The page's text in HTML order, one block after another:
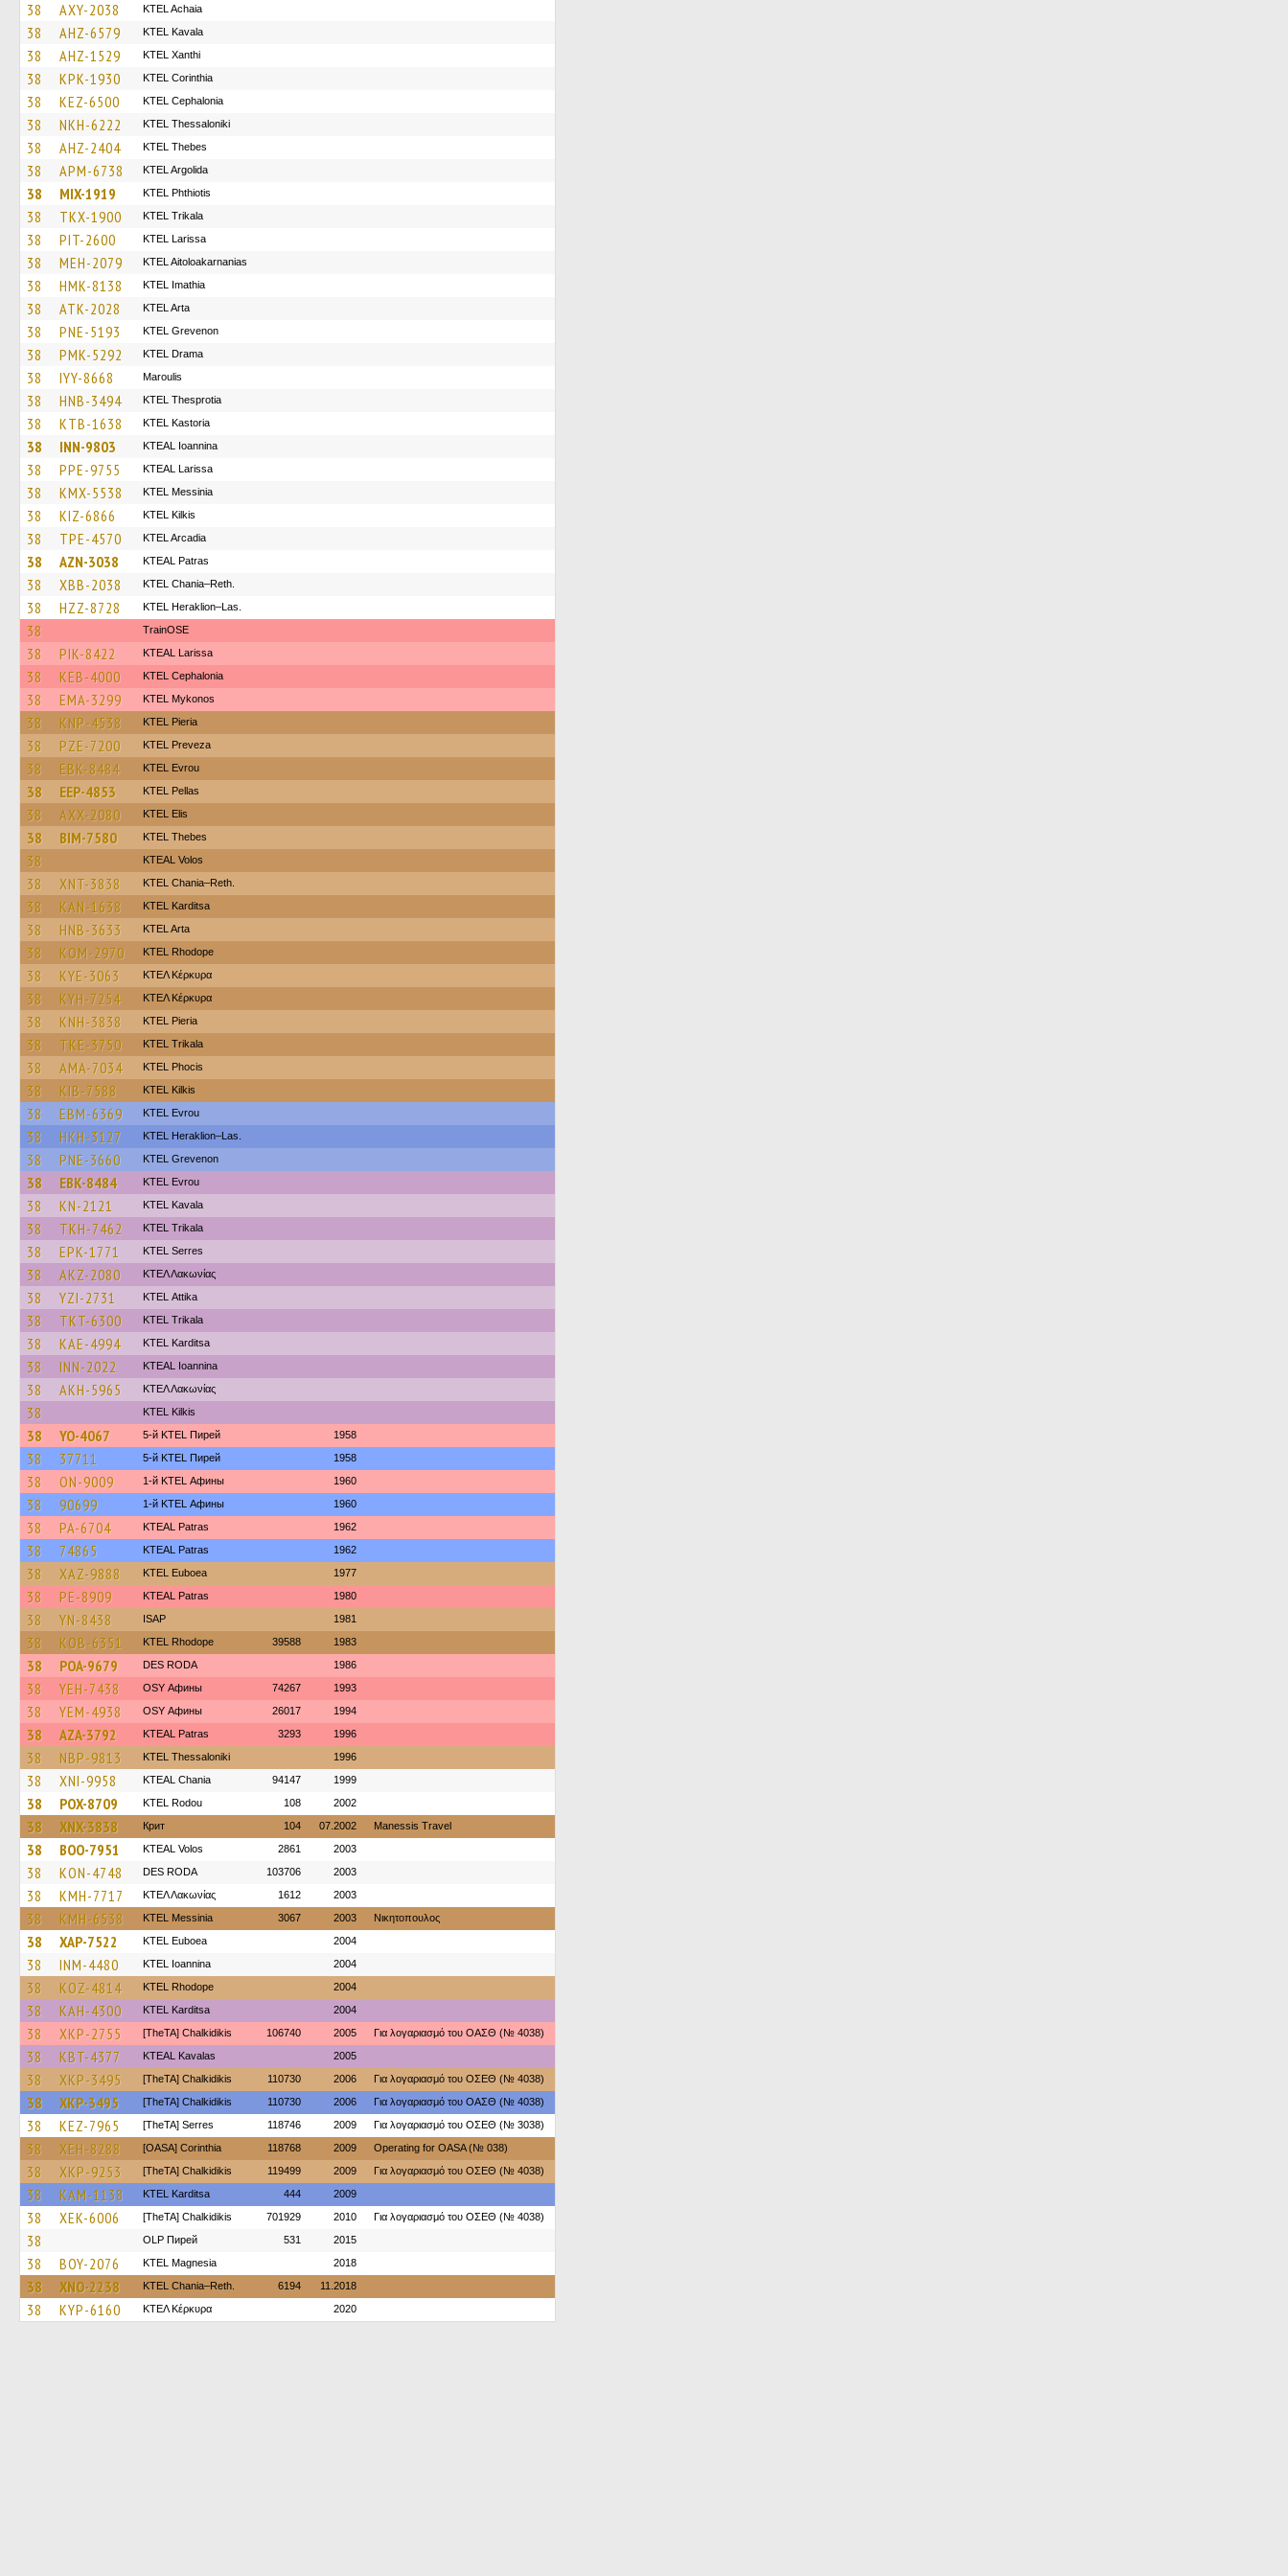
38 AXY-2038 KTEL Achaia
38 AHZ-6579 KTEL Kavala
38 AHZ-1529 KTEL Xanthi
38 KPK-1930 KTEL Corinthia
38 KEZ-6500 KTEL Cephalonia
38 NKH-6222 KTEL Thessaloniki
38 AHZ-2404 KTEL Thebes
38 APM-6738 KTEL Argolida
38 MIX-1919 ΚΤΕL Phthiotis
38 TKX-1900 ΚΤΕL Τrikala
38 PIT-2600 KTEL Larissa
38 MEH-2079 KTEL Aitoloakarnanias
38 HMK-8138 KTEL Imathia
38 ATK-2028 KTEL Arta
38 PNE-5193 ΚΤΕL Grevenon
38 PMK-5292 KTEL Drama
38 IYY-8668 Maroulis
38 HNB-3494 KTEL Thesprotia
38 KTB-1638 KTEL Kastoria
38 INN-9803 KTEAL Ioannina
38 PPE-9755 KTEAL Larissa
38 KMX-5538 KTEL Messinia
38 KIZ-6866 KTEL Kilkis
38 TPE-4570 KTEL Arcadia
38 AZN-3038 KTEAL Patras
38 XBB-2038 KTEL Chania–Reth.
38 HZZ-8728 KTEL Heraklion–Las.
38 TrainΟSE
38 PIK-8422 KTEAL Larissa
38 KEB-4000 KTEL Cephalonia
38 EMA-3299 KTEL Mykonos
38 KNP-4538 KTEL Pieria
38 PZE-7200 KTEL Preveza
38 EBK-8484 KTEL Evrou
38 EEP-4853 KTEL Pellas
38 AXX-2080 KTEL Elis
38 BIM-7580 KTEL Thebes
38 KTEAL Volos
38 XNT-3838 KTEL Chania–Reth.
38 KAN-1638 ΚΤΕL Karditsa
38 HNB-3633 KTEL Arta
38 KOM-2970 KTEL Rhodope
38 KYE-3063 ΚΤΕΛ Κέρκυρα
38 KYH-7254 ΚΤΕΛ Κέρκυρα
38 KNH-3838 KTEL Pieria
38 TKE-3750 ΚΤΕL Τrikala
38 AMA-7034 ΚΤΕL Phocis
38 KIB-7588 KTEL Kilkis
38 EBM-6369 KTEL Evrou
38 HKH-3127 KTEL Heraklion–Las.
38 PNE-3660 ΚΤΕL Grevenon
38 EBK-8484 KTEL Evrou
38 KN-2121 KTEL Kavala
38 TKH-7462 ΚΤΕL Τrikala
38 EPK-1771 KTEL Serres
38 AKZ-2080 ΚΤΕΛ Λακωνίας
38 YZI-2731 KΤΕL Αttika
38 TKT-6300 ΚΤΕL Τrikala
38 KAE-4994 ΚΤΕL Karditsa
38 INN-2022 KTEAL Ioannina
38 AKH-5965 ΚΤΕΛ Λακωνίας
38 KTEL Kilkis
38 YO-4067 5-й KTEL Пирей 1958
38 37711 5-й KTEL Пирей 1958
38 ON-9009 1-й KTEL Афины 1960
38 90699 1-й KTEL Афины 1960
38 PA-6704 KTEAL Patras 1962
38 74865 KTEAL Patras 1962
38 XAZ-9888 ΚΤΕL Euboea 1977
38 PE-8909 KTEAL Patras 1980
38 YN-8438 ISAP 1981
38 KOB-6351 KTEL Rhodope 39588 1983
38 POA-9679 DES RODA 1986
38 YEH-7438 OSY Афины 74267 1993
38 YEM-4938 OSY Афины 26017 1994
38 AZA-3792 KTEAL Patras 3293 1996
38 NBP-9813 KTEL Thessaloniki 1996
38 XNI-9958 KTEAL Chania 94147 1999
38 POX-8709 ΚΤΕL Rodou 108 2002
38 XNX-3838 Крит 104 07.2002 Manessis Travel
38 BOO-7951 KTEAL Volos 2861 2003
38 KON-4748 DES RODA 103706 2003
38 KMH-7717 ΚΤΕΛ Λακωνίας 1612 2003
38 KMH-6538 KTEL Messinia 3067 2003 Νικητοπουλος
38 XAP-7522 ΚΤΕL Euboea 2004
38 INM-4480 KTEL Ioannina 2004
38 KOZ-4814 KTEL Rhodope 2004
38 KAH-4300 ΚΤΕL Karditsa 2004
38 XKP-2755 [TheTA] Chalkidikis 106740 2005 Για λογαριασμό του ΟΑΣΘ (№ 4038)
38 KBT-4377 KTEAL Kavalas 2005
38 XKP-3495 [TheTA] Chalkidikis 110730 2006 Για λογαριασμό του ΟΣΕΘ (№ 4038)
38 XKP-3495 [TheTA] Chalkidikis 110730 2006 Για λογαριασμό του ΟΑΣΘ (№ 4038)
38 KEZ-7965 [TheTA] Serres 118746 2009 Για λογαριασμό του ΟΣΕΘ (№ 3038)
38 XEH-8288 [OASA] Corinthia 118768 2009 Operating for OASA (№ 038)
38 XKP-9253 [TheTA] Chalkidikis 119499 2009 Για λογαριασμό του ΟΣΕΘ (№ 4038)
38 KAM-1138 ΚΤΕL Karditsa 444 2009
38 XEK-6006 [TheTA] Chalkidikis 701929 2010 Για λογαριασμό του ΟΣΕΘ (№ 4038)
38 OLP Пирей 531 2015
38 BOY-2076 ΚΤΕL Magnesia 2018
38 XNO-2238 KTEL Chania–Reth. 6194 11.2018
38 KYP-6160 ΚΤΕΛ Κέρκυρα 2020